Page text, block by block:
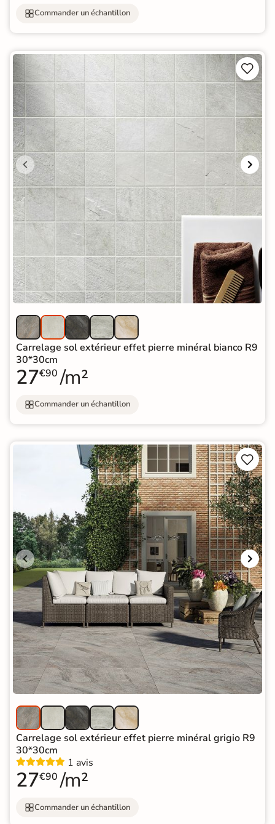
Commander un échantillon


Carrelage sol extérieur effet pierre minéral bianco R9
30*30cm
27€90 /m²
Commander un échantillon


Carrelage sol extérieur effet pierre minéral grigio R9
30*30cm
1 avis
27€90 /m²
Commander un échantillon